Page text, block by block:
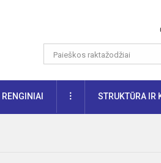
RENGINIAI DAUGIAUSTRUKTŪRA IR